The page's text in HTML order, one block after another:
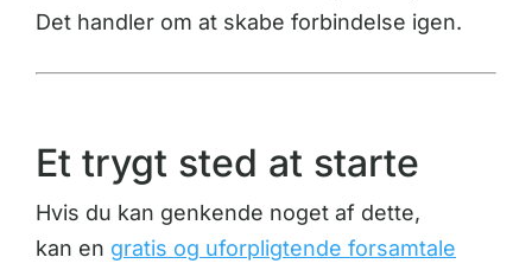
Det handler om at skabe forbindelse igen.
Et trygt sted at starte
Hvis du kan genkende noget af dette,
kan en gratis og uforpligtende forsamtale